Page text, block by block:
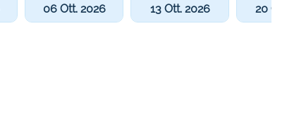
06 Ott. 2026 13 Ott. 2026 20